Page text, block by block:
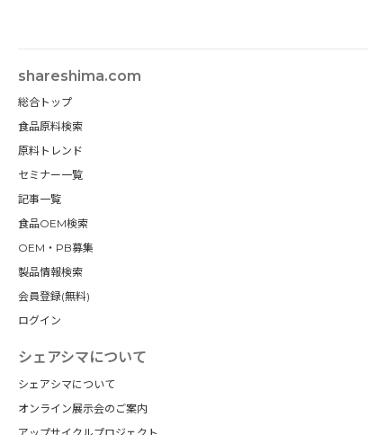
shareshima.com
総合トップ
食品原料検索
原料トレンド
セミナー一覧
記事一覧
食品OEM検索
OEM・PB募集
製品情報検索
会員登録(無料)
ログイン
シェアシマについて
シェアシマについて
オンライン展示会のご案内